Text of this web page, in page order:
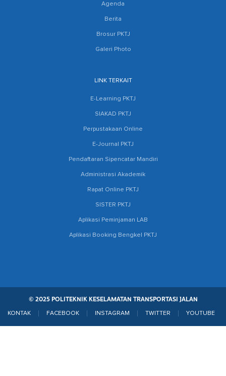
Agenda
Berita
Brosur PKTJ
Galeri Photo
LINK TERKAIT
E-Learning PKTJ
SIAKAD PKTJ
Perpustakaan Online
E-Journal PKTJ
Pendaftaran Sipencatar Mandiri
Administrasi Akademik
Rapat Online PKTJ
SISTER PKTJ
Aplikasi Peminjaman LAB
Aplikasi Booking Bengkel PKTJ
© 2025 POLITEKNIK KESELAMATAN TRANSPORTASI JALAN
KONTAK FACEBOOK INSTAGRAM TWITTER YOUTUBE